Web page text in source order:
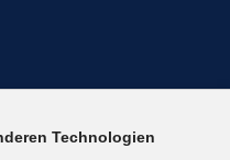
Technologien